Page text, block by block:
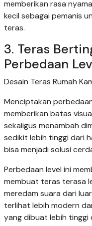
memberikan rasa
kecil sebagai pemanis
teras.
3. Teras
Perbedaan
Desain Teras Rumah
Menciptakan
memberikan batas
sekaligus menambah
sedikit lebih tinggi dari
bisa menjadi solusi
Perbedaan level ini
membuat teras terasa
meredam suara dari
terlihat lebih modern
yang dibuat lebih tinggi